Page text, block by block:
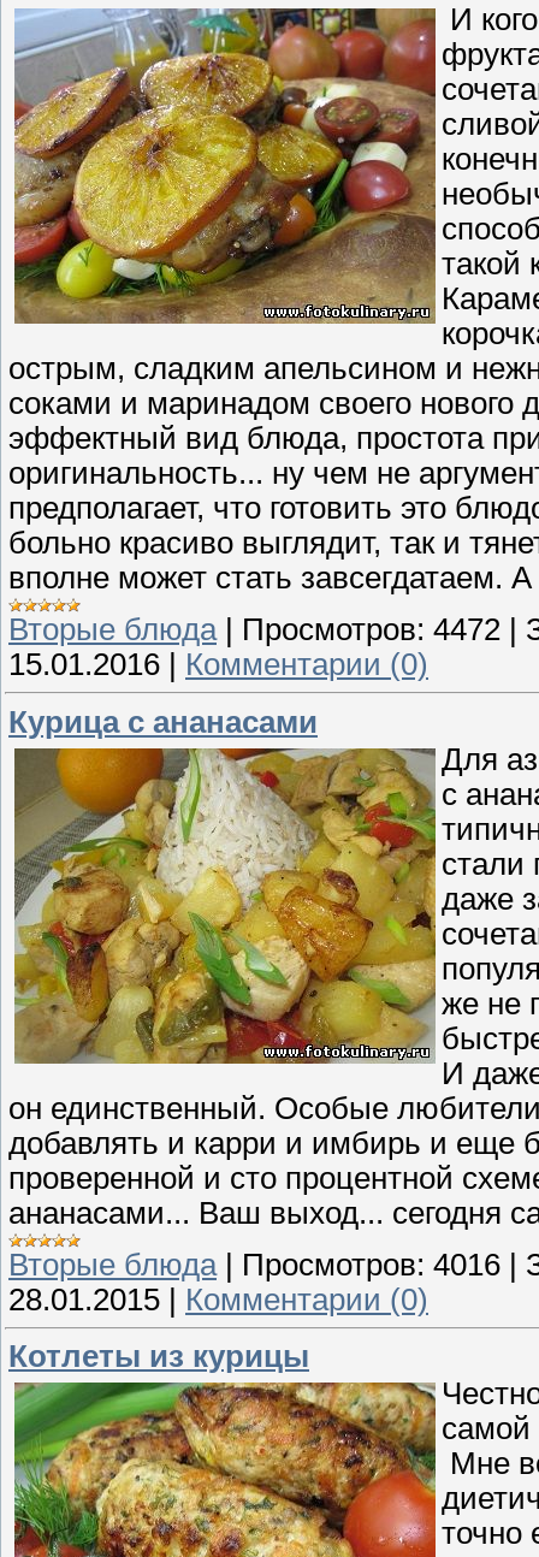
И
такой
острым, сладким апельсином и
соками и маринадом своего нового
эффектный вид блюда, простота
оригинальность... ну чем не
предполагает, что готовить это
больно красиво выглядит, так и
вполне может стать завсегдатаем.
Вторые блюда| Просмотров: 4472
15.01.2016
Комментарии (0)
Курица с ананасами
Для
с
стали
даже
же не
И
он единственный. Особые любители
добавлять и карри и имбирь и еще
проверенной и сто процентной
ананасами... Ваш выход... сегодня
Вторые блюда | Просмотров: 4016 |
28.01.2015 | Комментарии (0)
Котлеты из курицы
самой
Мне
точно